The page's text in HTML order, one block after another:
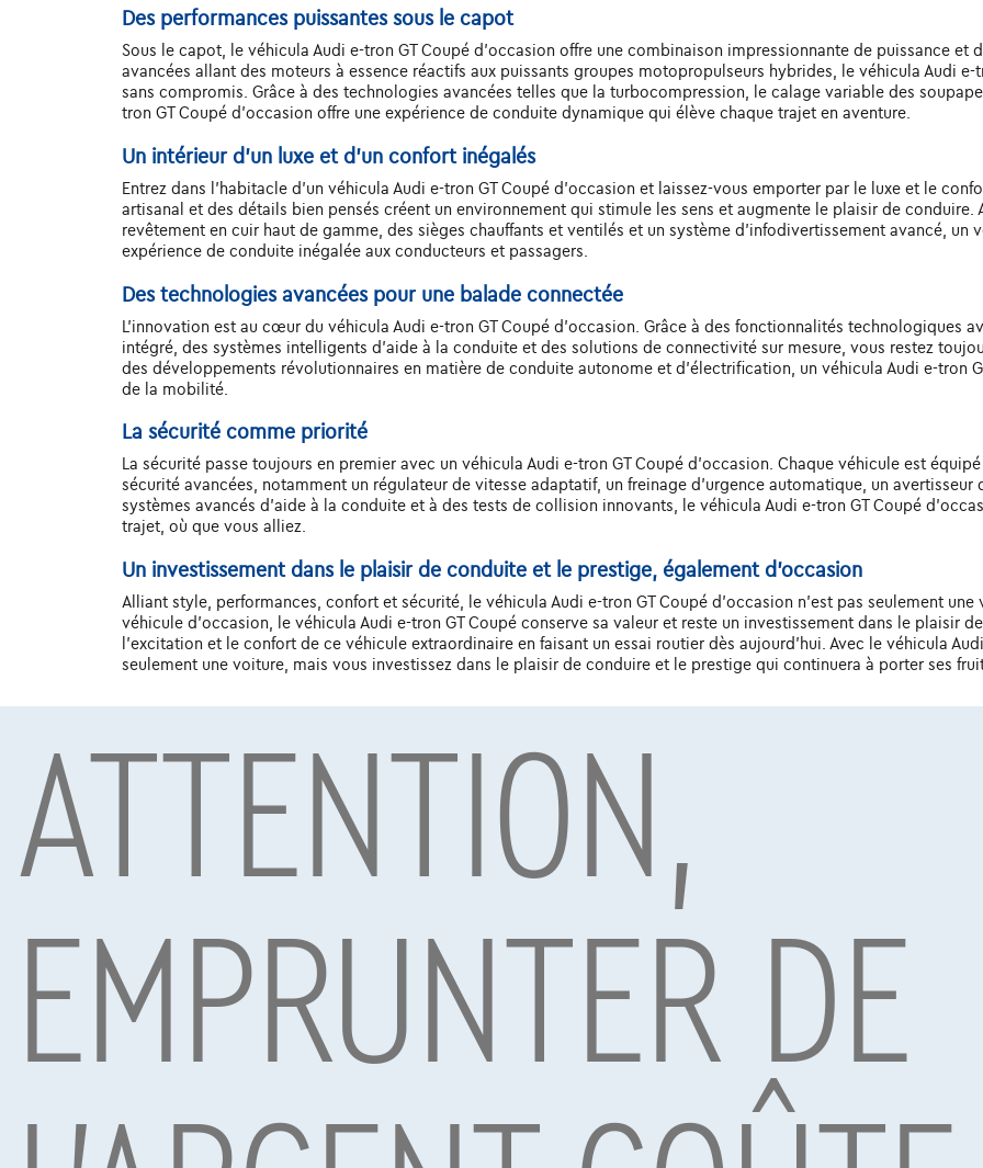
Des performances puissantes sous le capot
Sous le capot, le véhicula Audi e-tron GT Coupé d'occasion offre une combinaison impressionnante de puissance
avancées allant des moteurs à essence réactifs aux puissants groupes motopropulseurs hybrides, le véhicula Audi
sans compromis. Grâce à des technologies avancées telles que la turbocompression, le calage variable des
tron GT Coupé d'occasion offre une expérience de conduite dynamique qui élève chaque trajet en aventure.
Un intérieur d’un luxe et d’un confort inégalés
Entrez dans l'habitacle d'un véhicula Audi e-tron GT Coupé d'occasion et laissez-vous emporter par le luxe et le
artisanal et des détails bien pensés créent un environnement qui stimule les sens et augmente le plaisir de
revêtement en cuir haut de gamme, des sièges chauffants et ventilés et un système d'infodivertissement avancé, un
expérience de conduite inégalée aux conducteurs et passagers.
Des technologies avancées pour une balade connectée
L'innovation est au cœur du véhicula Audi e-tron GT Coupé d'occasion. Grâce à des fonctionnalités technologiques
intégré, des systèmes intelligents d'aide à la conduite et des solutions de connectivité sur mesure, vous restez
des développements révolutionnaires en matière de conduite autonome et d'électrification, un véhicula Audi e-tron
de la mobilité.
La sécurité comme priorité
La sécurité passe toujours en premier avec un véhicula Audi e-tron GT Coupé d'occasion. Chaque véhicule est
sécurité avancées, notamment un régulateur de vitesse adaptatif, un freinage d'urgence automatique, un
systèmes avancés d'aide à la conduite et à des tests de collision innovants, le véhicula Audi e-tron GT Coupé
trajet, où que vous alliez.
Un investissement dans le plaisir de conduite et le prestige, également d'occasion
Alliant style, performances, confort et sécurité, le véhicula Audi e-tron GT Coupé d'occasion n'est pas seulement
véhicule d'occasion, le véhicula Audi e-tron GT Coupé conserve sa valeur et reste un investissement dans le plaisir
l'excitation et le confort de ce véhicule extraordinaire en faisant un essai routier dès aujourd'hui. Avec le véhicula
seulement une voiture, mais vous investissez dans le plaisir de conduire et le prestige qui continuera à porter ses
Sous réserve d’acceptation de votre demande de crédit par Alpha Credit s.a., prêteur, Montagne du Parc 8/3, 1000 Bruxelles, TVA
Mobility S.A., agent in bijkomstige hoedanigheid, Boulevard Albert II 4, B12, 1000 Brussel, BTW BE 1003.765.106, BE93 0019 6639
Voitures les plus populaires
ATTENTION,
EMPRUNTER DE